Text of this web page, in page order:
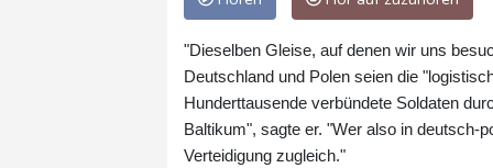
"Dieselben Gleise, auf denen wir uns
Deutschland und Polen seien die
Hunderttausende verbündete Soldaten
Baltikum", sagte er. "Wer also in deutsch-
Verteidigung zugleich."